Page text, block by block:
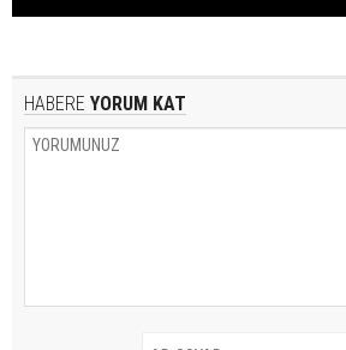
HABERE YORUM KAT